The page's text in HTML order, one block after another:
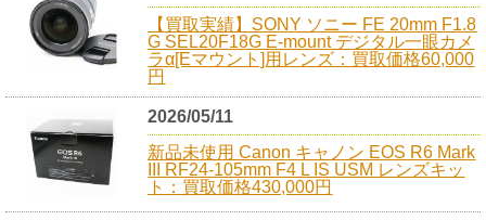
【買取実績】SONY ソニー FE 20mm F1.8
G SEL20F18G E-mount デジタル一眼カメ
ラα[Eマウント]用レンズ：買取価格60,000
円
2026/05/11
新品未使用 Canon キャノン EOS R6 Mark
III RF24-105mm F4 L IS USM レンズキッ
ト：買取価格430,000円